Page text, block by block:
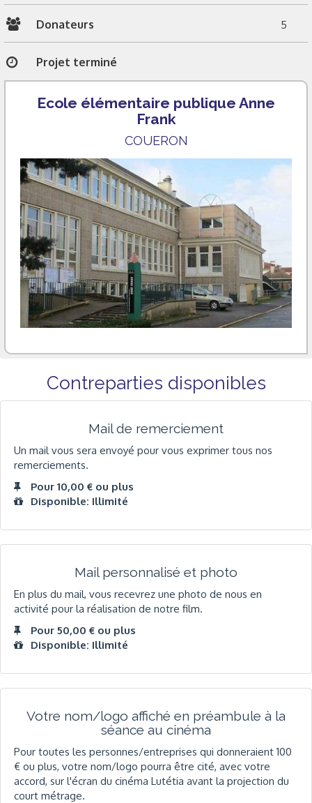
Donateurs 5
Projet terminé
Ecole élémentaire publique Anne
Frank
COUERON
Contreparties disponibles
Mail de remerciement
Un mail vous sera envoyé pour vous exprimer tous nos
remerciements.
Pour 10,00 € ou plus
Disponible: Illimité
Mail personnalisé et photo
En plus du mail, vous recevrez une photo de nous en
activité pour la réalisation de notre film.
Pour 50,00 € ou plus
Disponible: Illimité
Votre nom/logo affiché en préambule à la
séance au cinéma
Pour toutes les personnes/entreprises qui donneraient 100
€ ou plus, votre nom/logo pourra être cité, avec votre
accord, sur l'écran du cinéma Lutétia avant la projection du
court métrage.